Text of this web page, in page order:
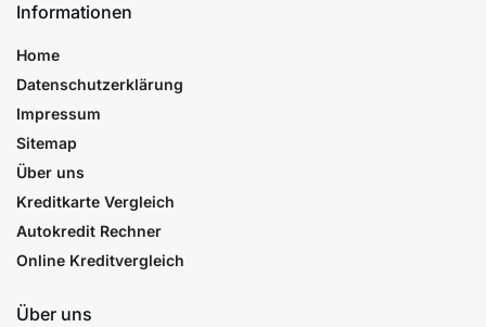
Informationen
Home
Datenschutzerklärung
Impressum
Sitemap
Über uns
Kreditkarte Vergleich
Autokredit Rechner
Online Kreditvergleich
Über uns